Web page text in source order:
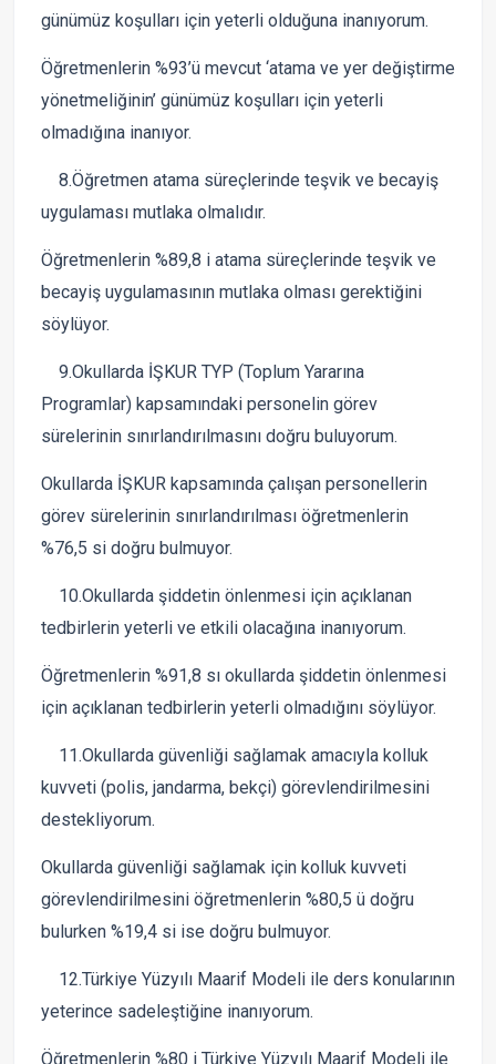
günümüz koşulları için yeterli olduğuna inanıyorum.
Öğretmenlerin %93’ü mevcut ‘atama ve yer değiştirme
yönetmeliğinin’ günümüz koşulları için yeterli
olmadığına inanıyor.
8.Öğretmen atama süreçlerinde teşvik ve becayiş
uygulaması mutlaka olmalıdır.
Öğretmenlerin %89,8 i atama süreçlerinde teşvik ve
becayiş uygulamasının mutlaka olması gerektiğini
söylüyor.
9.Okullarda İŞKUR TYP (Toplum Yararına
Programlar) kapsamındaki personelin görev
sürelerinin sınırlandırılmasını doğru buluyorum.
Okullarda İŞKUR kapsamında çalışan personellerin
görev sürelerinin sınırlandırılması öğretmenlerin
%76,5 si doğru bulmuyor.
10.Okullarda şiddetin önlenmesi için açıklanan
tedbirlerin yeterli ve etkili olacağına inanıyorum.
Öğretmenlerin %91,8 sı okullarda şiddetin önlenmesi
için açıklanan tedbirlerin yeterli olmadığını söylüyor.
11.Okullarda güvenliği sağlamak amacıyla kolluk
kuvveti (polis, jandarma, bekçi) görevlendirilmesini
destekliyorum.
Okullarda güvenliği sağlamak için kolluk kuvveti
görevlendirilmesini öğretmenlerin %80,5 ü doğru
bulurken %19,4 si ise doğru bulmuyor.
12.Türkiye Yüzyılı Maarif Modeli ile ders konularının
yeterince sadeleştiğine inanıyorum.
Öğretmenlerin %80 i Türkiye Yüzyılı Maarif Modeli ile